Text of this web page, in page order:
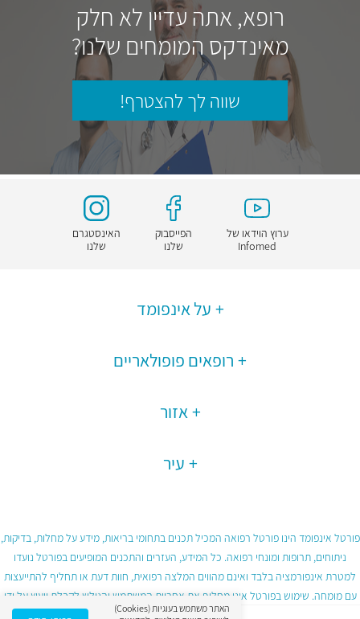
רופא, אתה עדיין לא חלק
מאינדקס המומחים שלנו?
שווה לך להצטרף!
ערוץ הוידאו של
Infomed
הפייסבוק
שלנו
האינסטגרם
שלנו
על אינפומד
רופאים פופולאריים
אזור
עיר
פורטל אינפומד הינו פורטל רפואה המכיל תכנים בתחומי בריאות, מידע על מחלות, בדיקות,
ניתוחים, תרופות ומונחי רפואה. כל המידע, העזרים והתכנים המופיעים בפורטל נועדו
למטרת אינפורמציה בלבד ואינם מהווים המלצה רפואית, חוות דעת או תחליף להתייעצות
עם מומחה. שימוש בפורטל אינו מחליף את אחריות המשתמש והגולש לקבלת ייעוץ על ידי
גורם רפואי מוסמך ובכפוף לתנאי השימוש בפורטל.
האתר משתמש בעוגיות (Cookies)